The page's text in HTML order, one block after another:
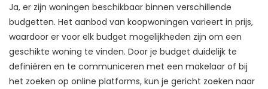
Ja, er zijn woningen beschikbaar binnen verschillende
budgetten. Het aanbod van koopwoningen varieert in prijs,
waardoor er voor elk budget mogelijkheden zijn om een
geschikte woning te vinden. Door je budget duidelijk te
definiëren en te communiceren met een makelaar of bij
het zoeken op online platforms, kun je gericht zoeken naar